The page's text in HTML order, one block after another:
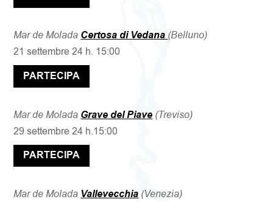
Mar de Molada Certosa di Vedana (Belluno)
21 settembre 24 h. 15:00
PARTECIPA
Mar de Molada Grave del Piave (Treviso)
29 settembre 24 h.15:00
PARTECIPA
Mar de Molada Vallevecchia (Venezia)